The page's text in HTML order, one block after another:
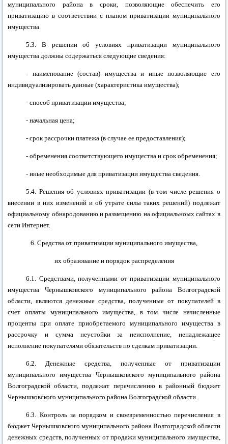
муниципального районав сроки, позволяющие обеспечить его
приватизацию в соответствии с планом приватизации муниципального
имущества.
5.3. В решении об условиях приватизации муниципального
имущества должны содержаться следующие сведения:
- наименование (состав) имущества и иные позволяющие его
индивидуализировать данные (характеристика имущества);
- способ приватизации имущества;
- начальная цена;
- срок рассрочки платежа (в случае ее предоставления);
- обременения соответствующего имущества и срок обременения;
- иные необходимые для приватизации имущества сведения.
5.4. Решения об условиях приватизации (в том числе решения о
внесении в них изменений и об утрате силы таких решений) подлежат
официальному обнародованию и размещению на официальноыхсайтах в
сети Интернет.
6. Средства от приватизации муниципального имущества,
их образование и порядок распределения
6.1. Средствами, полученными от приватизации муниципального
имущества Чернышковского муниципального района Волгоградской
области, являются денежные средства, полученные от покупателей в
счет оплаты муниципального имущества, в том числе начисленные
проценты при оплате приобретаемого муниципального имущества в
рассрочку и сумма неустойки за неисполнение, ненадлежащее
исполнение покупателями обязательств по сделкам приватизации.
6.2. Денежные средства, полученные от приватизации
муниципального имущества Чернышковского муниципального района
Волгоградской области, подлежат перечислению в районныйбюджет
Чернышковского муниципального района Волгоградской области.
6.3. Контроль за порядком и своевременностью перечисления в
бюджетЧернышковского муниципального районаВолгоградской области
денежных средств, полученных от продажи муниципального имущества,